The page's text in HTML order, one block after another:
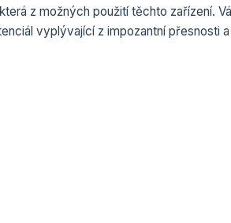
z možných použití těchto zařízení.
vyplývající z impozantní přesnosti